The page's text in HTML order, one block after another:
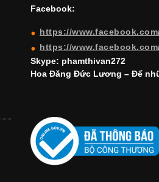
Facebook:
https://
https://
Skype: phamthivan272
Hoa Đăng Đức Lương – Để